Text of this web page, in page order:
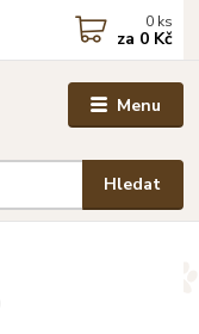
Menu
Hledat
0 ks
za 0 Kč